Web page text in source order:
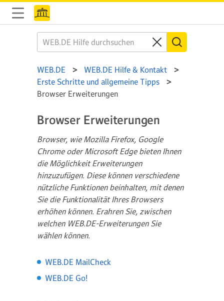
WEB.DE
WEB.DE Hilfe & Kontakt
Erste Schritte und allgemeine Tipps
Browser Erweiterungen
Browser Erweiterungen
Browser, wie Mozilla Firefox, Google
Chrome oder Microsoft Edge bieten Ihnen
die Möglichkeit Erweiterungen
hinzuzufügen. Diese können verschiedene
nützliche Funktionen beinhalten, mit denen
Sie die Funktionalität Ihres Browsers
erhöhen können. Erahren Sie, zwischen
welchen WEB.DE-Erweiterungen Sie
wählen können.
WEB.DE MailCheck
WEB.DE Go!